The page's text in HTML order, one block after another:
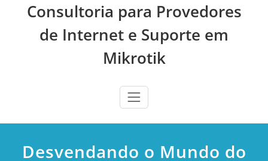
Consultoria para Provedores
de Internet e Suporte em
Mikrotik
Desvendando o Mundo do